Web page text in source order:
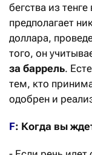
бегства из
предполагает
доллара,
того, он
за баррель.
тем, кто
одобрен и
F: Когда вы